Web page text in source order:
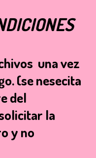
una vez
(se nesecita
del
la
y no